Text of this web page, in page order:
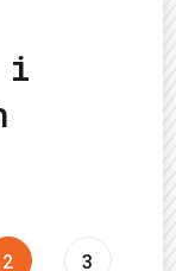
i
Page
2 Page
3